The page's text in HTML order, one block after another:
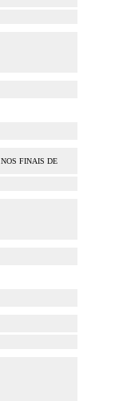
FINAIS DE